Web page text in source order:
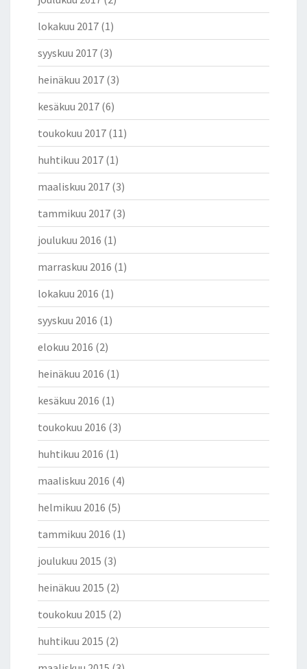
lokakuu 2017 (1)
syyskuu 2017 (3)
heinäkuu 2017 (3)
kesäkuu 2017 (6)
toukokuu 2017 (11)
huhtikuu 2017 (1)
maaliskuu 2017 (3)
tammikuu 2017 (3)
joulukuu 2016 (1)
marraskuu 2016 (1)
lokakuu 2016 (1)
syyskuu 2016 (1)
elokuu 2016 (2)
heinäkuu 2016 (1)
kesäkuu 2016 (1)
toukokuu 2016 (3)
huhtikuu 2016 (1)
maaliskuu 2016 (4)
helmikuu 2016 (5)
tammikuu 2016 (1)
joulukuu 2015 (3)
heinäkuu 2015 (2)
toukokuu 2015 (2)
huhtikuu 2015 (2)